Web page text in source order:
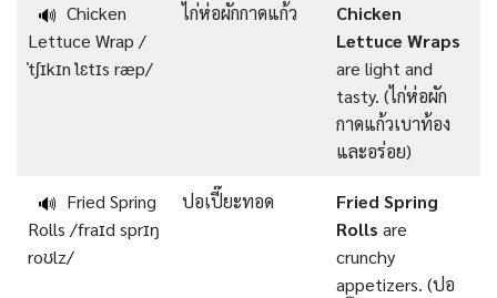
🔊 Chicken
Lettuce Wrap /
ˈtʃɪkɪn ˈlɛtɪs ræp/
ไก่ห่อผักกาดแก้ว
Chicken
Lettuce Wraps
are light and
tasty. (ไก่ห่อผัก
กาดแก้วเบาท้อง
และอร่อย)
🔊 Fried Spring
Rolls /fraɪd sprɪŋ
roʊlz/
ปอเปี๊ยะทอด
Fried Spring
Rolls are
crunchy
appetizers. (ปอ